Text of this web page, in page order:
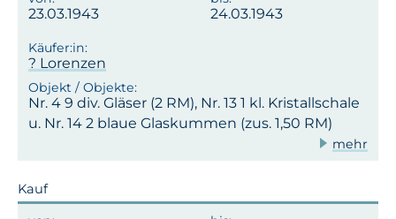
23.03.1943 24.03.1943
? Lorenzen
Nr. 4 9 div. Gläser (2 RM), Nr. 13 1 kl. Kristallschale
u. Nr. 14 2 blaue Glaskummen (zus. 1,50 RM)
mehr
Kauf